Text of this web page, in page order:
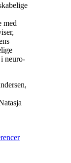
med
neuro-